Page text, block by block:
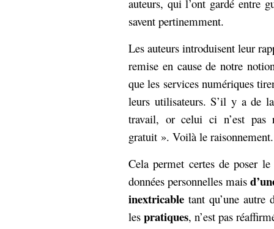
auteurs, qui l’ont gardé entre
savent pertinemment.
Les auteurs introduisent leur
remise en cause de notre
que les services numériques
leurs utilisateurs. S’il y a de
travail, or celui ci n’est pas
gratuit ». Voilà le raisonnement.
Cela permet certes de poser
données personnelles mais
inextricable tant qu’une
les pratiques, n’est pas